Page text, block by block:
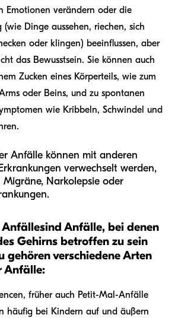
Emotionen verändern oder die
Dinge aussehen, riechen, sich
oder klingen) beeinflussen, aber
das Bewusstsein. Sie können auch
Zucken eines Körperteils, wie zum
oder Beins, und zu spontanen
wie Kribbeln, Schwindel und
Anfälle können mit anderen
verwechselt werden,
Migräne, Narkolepsie oder
Anfällesind Anfälle, bei denen
Gehirns betroffen zu sein
gehören verschiedene Arten
Anfälle:
früher auch Petit-Mal-Anfälle
häufig bei Kindern auf und äußern